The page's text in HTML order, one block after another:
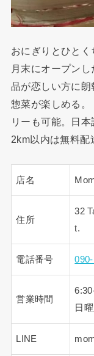
おにぎりとひと
月末にオープン
品が恋しい方に
惣菜が楽しめる
リーも可能。日
2km以内は無料配
店名
住所
32
t.
電話番号
営業時間
日
LINE